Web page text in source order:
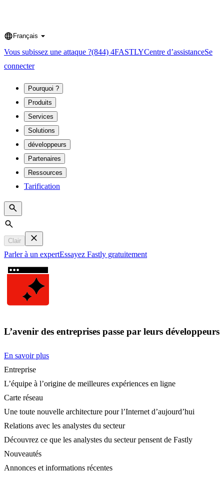
Language
Français
Vous subissez une attaque ?(844) 4FASTLYCentre d’assistanceSe
connecter
Pourquoi ?
Produits
Services
Solutions
développeurs
Partenaires
Ressources
Tarification
Search
Clair
Parler à un expertEssayez Fastly gratuitement
L’avenir des entreprises passe par leurs développeurs
En savoir plus
Entreprise
L’équipe à l’origine de meilleures expériences en ligne
Carte réseau
Une toute nouvelle architecture pour l’Internet d’aujourd’hui
Relations avec les analystes du secteur
Découvrez ce que les analystes du secteur pensent de Fastly
Nouveautés
Annonces et informations récentes